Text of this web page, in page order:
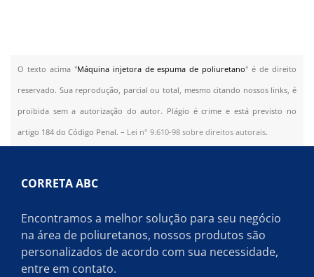
O texto acima "Máquina injetora de espuma de poliuretano" é de direito
reservado. Sua reprodução, parcial ou total, mesmo citando nossos links, é
proibida sem a autorização do autor. Plágio é crime e está previsto no
artigo 184 do Código Penal. – Lei n° 9.610-98 sobre direitos autorais.
CORRETA ABC
Encontramos a melhor solução para seu negócio
na área de poliuretanos, nossos produtos são
personalizados de acordo com sua necessidade,
entre em contato.